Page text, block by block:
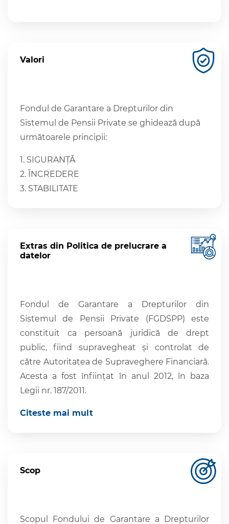
Legături utile
Valori
Fondul de Garantare a Drepturilor din
Sistemul de Pensii Private se ghidează după
următoarele principii:
1. SIGURANŢĂ
2. ÎNCREDERE
3. STABILITATE
Extras din Politica de prelucrare a
datelor
Fondul de Garantare a Drepturilor din
Sistemul de Pensii Private (FGDSPP) este
constituit ca persoană juridică de drept
public, fiind supravegheat și controlat de
către Autoritatea de Supraveghere Financiară.
Acesta a fost înființat în anul 2012, în baza
Legii nr. 187/2011.
Citeste mai mult
Scop
Scopul Fondului de Garantare a Drepturilor